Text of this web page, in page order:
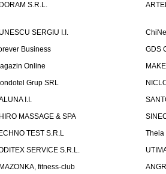
S.R.L.
SERGIU I.I.
Business
GDS
Online
Grup SRL
I.I.
MASSAGE & SPA
TEST S.R.L
Theia
SERVICE S.R.L.
fitness-club